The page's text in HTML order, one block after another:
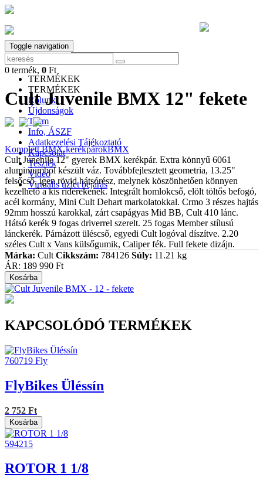
Toggle navigation
0termék,
TERMÉKEK
TERMÉKEK
Rólunk
Újdonságok
Team
Info, ÁSZF
Adatkezelési Tájékoztató
Kapcsolat
Tesztek
Video
Virtuális üzlet bejárás
0 termék, 0 Ft
Cult Juvenile BMX 12" fekete
Komplett BMX kerékpárokBMX
Cult Junenile 12" gyerek BMX kerékpár. Extra könnyű 6061
aluminiumból készült váz. Továbbfejlesztett geometria, 13.25"
felsőcső, igen rövid hátsórész, melynek köszönhetően könnyen
kezelhető a kis riderekenek. Integrált homlokcső, elölt töltős befogó,
acél kormány, Mini Cult Dehart markolatokkal. Crmo 3 részes hajtás
92mm hosszú karokkal, zárt csapágyas Mid BB, Cult 410 lánc.
Hátsó kerék 9 fogas driverrel szerelt. 25 fogas Member stílusú
lánckerék. Párnázott üléscső, egyedi Cult logóval díszítve. 2.20
széles Cult x Vans külsőgumik, Caliper fék. Full fekete dizájn.
Márka: Cult Cikkszám: 784126 Súly: 11.21 kg
ÁR: 189 990 Ft
Kosárba
KAPCSOLÓDÓ TERMÉKEK
760719 Fly
FlyBikes Üléssín
2 752 Ft
Kosárba
594215
ROTOR 1 1/8